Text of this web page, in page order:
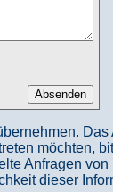
möchten,
Anfragen von
dieser